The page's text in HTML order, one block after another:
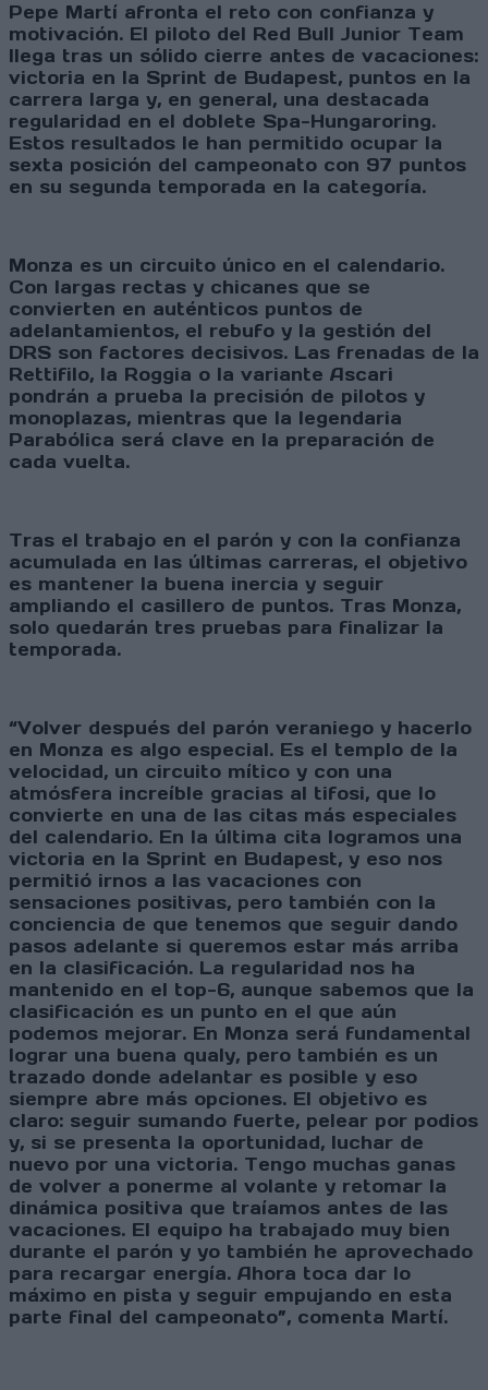
Pepe Martí afronta el reto con confianza y
motivación. El piloto del Red Bull Junior Team
llega tras un sólido cierre antes de vacaciones:
victoria en la Sprint de Budapest, puntos en la
carrera larga y, en general, una destacada
regularidad en el doblete Spa-Hungaroring.
Estos resultados le han permitido ocupar la
sexta posición del campeonato con 97 puntos
en su segunda temporada en la categoría.
Monza es un circuito único en el calendario.
Con largas rectas y chicanes que se
convierten en auténticos puntos de
adelantamientos, el rebufo y la gestión del
DRS son factores decisivos. Las frenadas de la
Rettifilo, la Roggia o la variante Ascari
pondrán a prueba la precisión de pilotos y
monoplazas, mientras que la legendaria
Parabólica será clave en la preparación de
cada vuelta.
Tras el trabajo en el parón y con la confianza
acumulada en las últimas carreras, el objetivo
es mantener la buena inercia y seguir
ampliando el casillero de puntos. Tras Monza,
solo quedarán tres pruebas para finalizar la
temporada.
“Volver después del parón veraniego y hacerlo
en Monza es algo especial. Es el templo de la
velocidad, un circuito mítico y con una
atmósfera increíble gracias al tifosi, que lo
convierte en una de las citas más especiales
del calendario. En la última cita logramos una
victoria en la Sprint en Budapest, y eso nos
permitió irnos a las vacaciones con
sensaciones positivas, pero también con la
conciencia de que tenemos que seguir dando
pasos adelante si queremos estar más arriba
en la clasificación. La regularidad nos ha
mantenido en el top-6, aunque sabemos que la
clasificación es un punto en el que aún
podemos mejorar. En Monza será fundamental
lograr una buena qualy, pero también es un
trazado donde adelantar es posible y eso
siempre abre más opciones. El objetivo es
claro: seguir sumando fuerte, pelear por podios
y, si se presenta la oportunidad, luchar de
nuevo por una victoria. Tengo muchas ganas
de volver a ponerme al volante y retomar la
dinámica positiva que traíamos antes de las
vacaciones. El equipo ha trabajado muy bien
durante el parón y yo también he aprovechado
para recargar energía. Ahora toca dar lo
máximo en pista y seguir empujando en esta
parte final del campeonato”, comenta Martí.